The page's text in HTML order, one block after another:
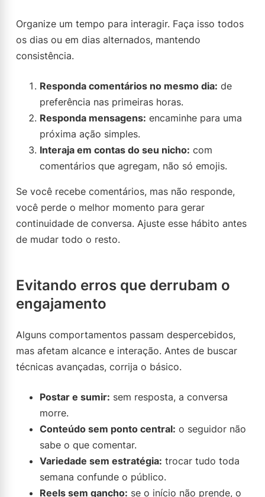
Organize um tempo para interagir. Faça isso todos
os dias ou em dias alternados, mantendo
consistência.
Responda comentários no mesmo dia: de
preferência nas primeiras horas.
Responda mensagens: encaminhe para uma
próxima ação simples.
Interaja em contas do seu nicho: com
comentários que agregam, não só emojis.
Se você recebe comentários, mas não responde,
você perde o melhor momento para gerar
continuidade de conversa. Ajuste esse hábito antes
de mudar todo o resto.
Evitando erros que derrubam o
engajamento
Alguns comportamentos passam despercebidos,
mas afetam alcance e interação. Antes de buscar
técnicas avançadas, corrija o básico.
Postar e sumir: sem resposta, a conversa
morre.
Conteúdo sem ponto central: o seguidor não
sabe o que comentar.
Variedade sem estratégia: trocar tudo toda
semana confunde o público.
Reels sem gancho: se o início não prende, o